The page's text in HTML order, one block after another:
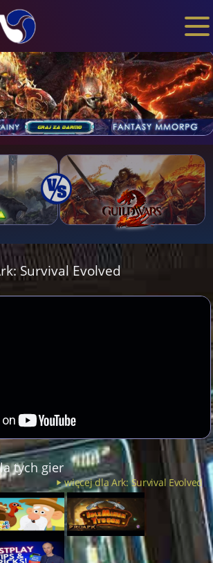
Survival Evolved
tych gier
więcej dla Ark: Survival Evolved